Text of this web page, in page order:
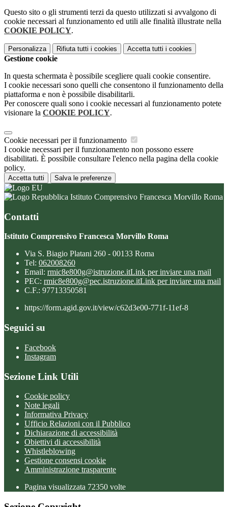
Questo sito o gli strumenti terzi da questo utilizzati si avvalgono di
cookie necessari al funzionamento ed utili alle finalità illustrate nella
COOKIE POLICY.
Personalizza Rifiuta tutti i cookies Accetta tutti i cookies
Gestione cookie
In questa schermata è possibile scegliere quali cookie consentire.
I cookie necessari sono quelli che consentono il funzionamento della
piattaforma e non è possibile disabilitarli.
Per conoscere quali sono i cookie necessari al funzionamento potete
visionare la COOKIE POLICY.
Cookie necessari per il funzionamento
I cookie necessari per il funzionamento non possono essere
disabilitati. È possibile consultare l'elenco nella pagina della cookie
policy.
Accetta tutti Salva le preferenze
Istituto Comprensivo Francesca Morvillo Roma
Contatti
Istituto Comprensivo Francesca Morvillo Roma
Via S. Biagio Platani 260 - 00133 Roma
Tel: 062008260
Email: rmic8e800g@istruzione.itLink per inviare una mail
PEC: rmic8e800g@pec.istruzione.itLink per inviare una mail
C.F.: 97713350581
https://form.agid.gov.it/view/c62d3e00-771f-11ef-8
Seguici su
Facebook
Instagram
Sezione Link Utili
Cookie policy
Note legali
Informativa Privacy
Ufficio Relazioni con il Pubblico
Dichiarazione di accessibilità
Obiettivi di accessibilità
Whistleblowing
Gestione consensi cookie
Amministrazione trasparente
Pagina visualizzata 72350 volte